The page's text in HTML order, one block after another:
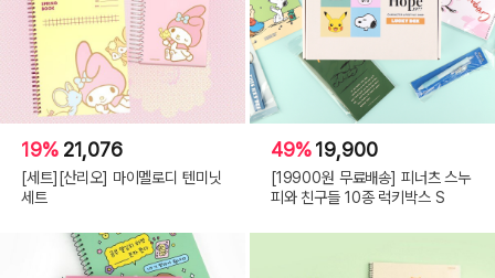
19% 21,076
[세트][산리오] 마이멜로디 텐미닛
세트
49%19,900
[19900원 무료배송] 피너츠 스누
피와 친구들 10종 럭키박스 S